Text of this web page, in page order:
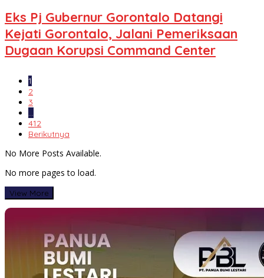
Eks Pj Gubernur Gorontalo Datangi
Kejati Gorontalo, Jalani Pemeriksaan
Dugaan Korupsi Command Center
1
2
3
…
412
Berikutnya
No More Posts Available.
No more pages to load.
View More